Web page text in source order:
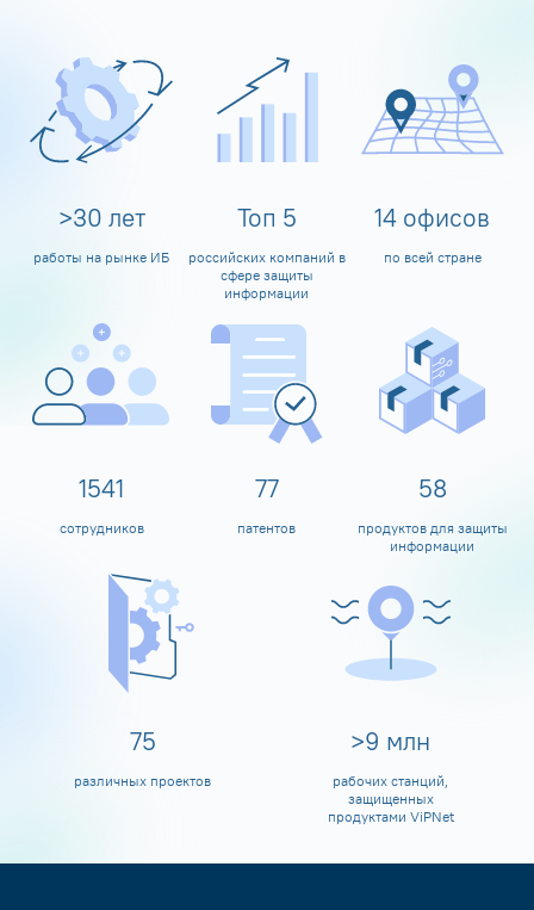
>30 лет
работы на рынке ИБ
Топ 5
российских компаний в
сфере защиты
информации
14 офисов
по всей стране
1600
сотрудников
80
патентов
60
продуктов для защиты
информации
80
различных проектов
>10 млн
рабочих станций,
защищенных
продуктами ViPNet